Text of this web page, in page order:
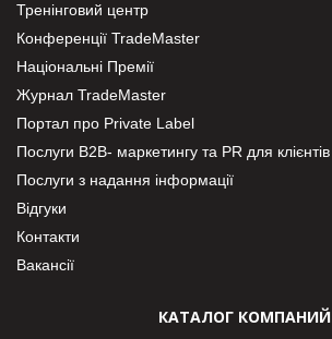
Тренінговий центр
Конференції TradeMaster
Національні Премії
Журнал TradeMaster
Портал про Private Label
Послуги В2В- маркетингу та PR для клієнтів
Послуги з надання інформації
Відгуки
Контакти
Вакансії
КАТАЛОГ КОМПАНИЙ